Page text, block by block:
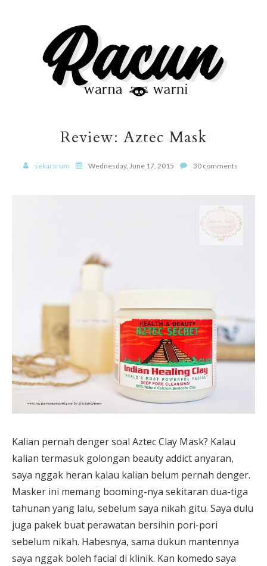
Review: Aztec Mask
sekararum Wednesday, June 17, 2015 30 comments
Kalian pernah denger soal Aztec Clay Mask? Kalau
kalian termasuk golongan beauty addict anyaran,
saya nggak heran kalau kalian belum pernah denger.
Masker ini memang booming-nya sekitaran dua-tiga
tahunan yang lalu, sebelum saya nikah gitu. Saya dulu
juga pakek buat perawatan bersihin pori-pori
sebelum nikah. Habesnya, sama dukun mantennya
saya nggak boleh facial di klinik. Kan komedo saya